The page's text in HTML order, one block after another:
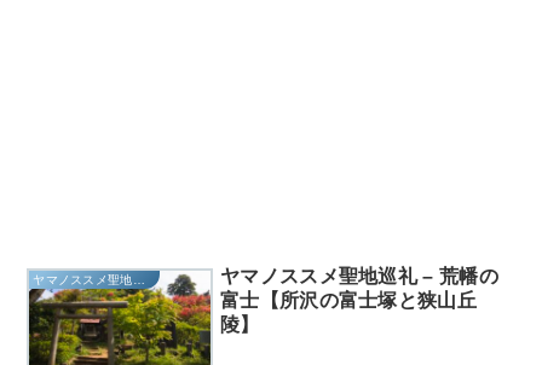
ヤマノススメ聖地巡礼
ヤマノススメ聖地巡礼 – 荒幡の
富士【所沢の富士塚と狭山丘
陵】